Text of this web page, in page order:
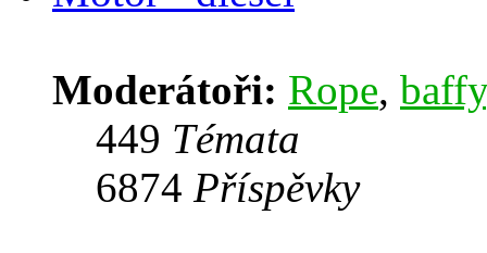
Moderátoři: Rope, baffy
449 Témata
6874 Příspěvky